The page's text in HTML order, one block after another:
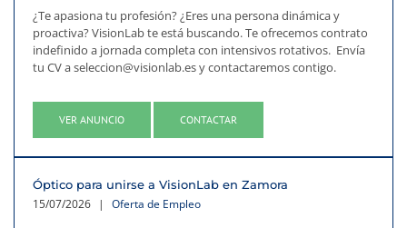
¿Te apasiona tu profesión? ¿Eres una persona dinámica y
proactiva? VisionLab te está buscando. Te ofrecemos contrato
indefinido a jornada completa con intensivos rotativos. Envía
tu CV a seleccion@visionlab.es y contactaremos contigo.
VER ANUNCIO CONTACTAR
Óptico para unirse a VisionLab en Zamora
15/07/2026 | Oferta de Empleo